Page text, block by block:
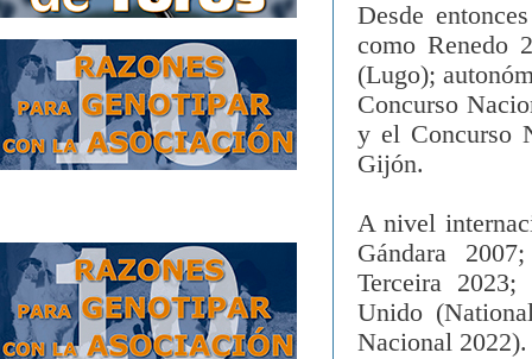
Desde
como Renedo
(Lugo);
Concurso
y el Concurso
Gijón.
A nivel
Gándara
Terceira
Unido
Nacional 2022).